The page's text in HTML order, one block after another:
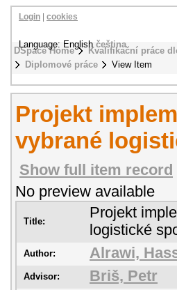
DSpace Home Kvalifikační práce
Diplomové práce
View Item
Login cookies
Language: Englishčeština
Projekt
vybrané
Show full item record
No preview available
Title:
Projekt
logistické
Author: Alrawi,
Advisor: Briš, Petr